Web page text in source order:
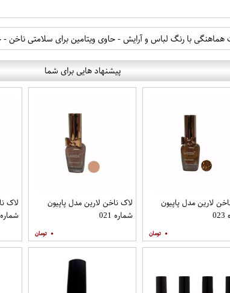
با رنگ لباس و آرایش - حاوی ویتامین برای سلامتی
پیشنهاد هایی برای شما
لارین مدل پاپیون
۰
لاک ناخن لارین مدل پاپیون
شماره 021
۰
لاک
شماره 024